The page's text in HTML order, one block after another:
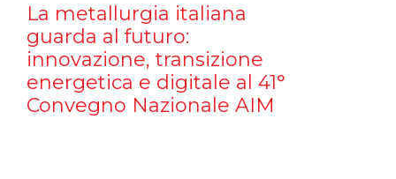
La metallurgia italiana
guarda al futuro:
innovazione, transizione
energetica e digitale al 41°
Convegno Nazionale AIM